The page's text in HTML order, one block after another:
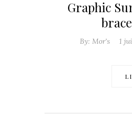
Graphic
By: Mor's 1